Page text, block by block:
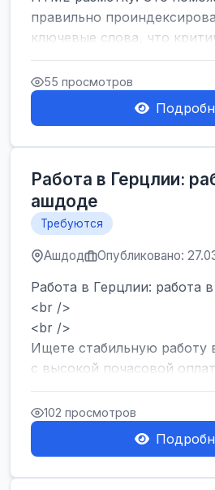
правильно
ключевые слова, что
SEO....
55 просмотров
Работа в Герцлии:
ашдоде
Требуются
Ашдод Опубликовано:
Работа в Герцлии: работа
<br />
<br />
Ищете стабильную работу
с высокой почасовой
набор сотрудников на
Герцлии. Мы предлагаем
102 просмотров